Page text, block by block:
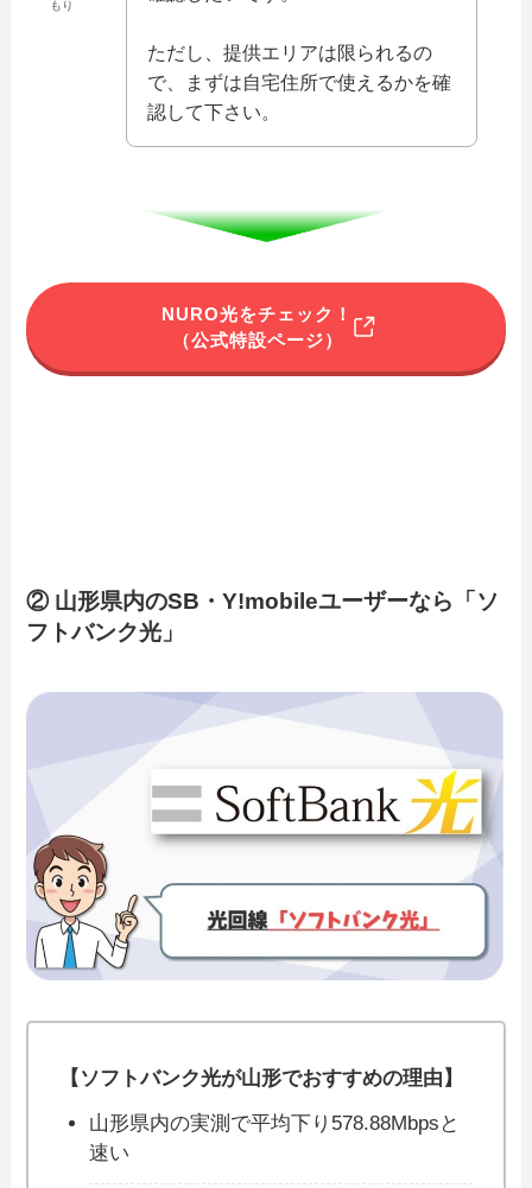
もり
ただし、提供エリアは限られるの
で、まずは自宅住所で使えるかを確
認して下さい。
NURO光をチェック！
（公式特設ページ）
② 山形県内のSB・Y!mobileユーザーなら「ソ
フトバンク光」
【ソフトバンク光が山形でおすすめの理由】
山形県内の実測で平均下り578.88Mbpsと
速い